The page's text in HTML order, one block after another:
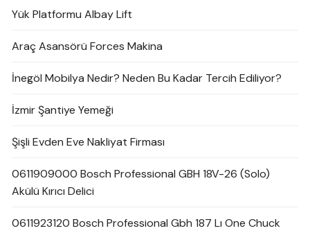
Yük Platformu Albay Lift
Araç Asansörü Forces Makina
İnegöl Mobilya Nedir? Neden Bu Kadar Tercih Ediliyor?
İzmir Şantiye Yemeği
Şişli Evden Eve Nakliyat Firması
0611909000 Bosch Professional GBH 18V-26 (Solo)
Akülü Kırıcı Delici
0611923120 Bosch Professional Gbh 187 Lı One Chuck